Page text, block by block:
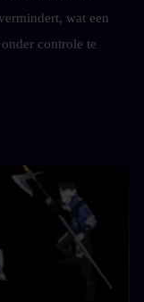
wat een
controle te